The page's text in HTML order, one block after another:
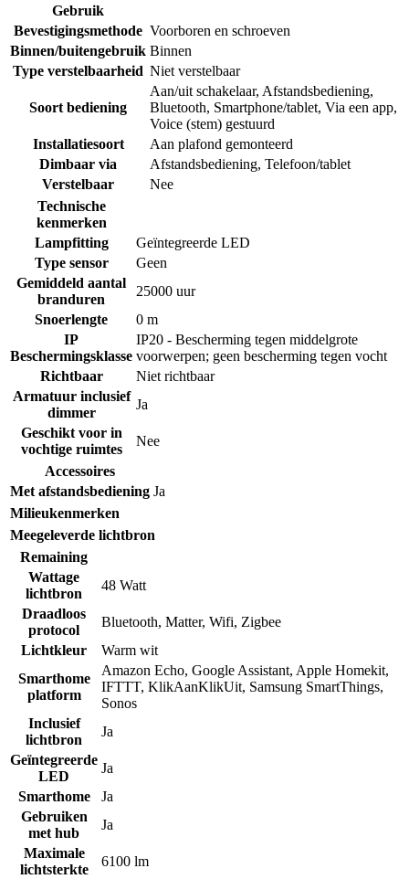
Gebruik
Bevestigingsmethode Voorboren en schroeven
Binnen/buitengebruik Binnen
Type verstelbaarheid Niet verstelbaar
Soort bediening
Aan/uit schakelaar, Afstandsbediening,
Bluetooth, Smartphone/tablet, Via een app,
Voice (stem) gestuurd
Installatiesoort
Aan plafond gemonteerd
Dimbaar via
Afstandsbediening, Telefoon/tablet
Verstelbaar
Nee
Technische
kenmerken
Lampfitting
Geïntegreerde LED
Type sensor
Geen
Gemiddeld aantal
branduren
25000 uur
Snoerlengte
0 m
IP
Beschermingsklasse
IP20 - Bescherming tegen middelgrote
voorwerpen; geen bescherming tegen vocht
Richtbaar
Niet richtbaar
Armatuur inclusief
dimmer
Ja
Geschikt voor in
vochtige ruimtes
Nee
Accessoires
Met afstandsbediening Ja
Milieukenmerken
Meegeleverde lichtbron
Remaining
Wattage
lichtbron
48 Watt
Draadloos
protocol
Bluetooth, Matter, Wifi, Zigbee
Lichtkleur
Warm wit
Smarthome
platform
Amazon Echo, Google Assistant, Apple Homekit,
IFTTT, KlikAanKlikUit, Samsung SmartThings,
Sonos
Inclusief
lichtbron
Ja
Geïntegreerde
LED
Ja
Smarthome
Ja
Gebruiken
met hub
Ja
Maximale
lichtsterkte
6100 lm